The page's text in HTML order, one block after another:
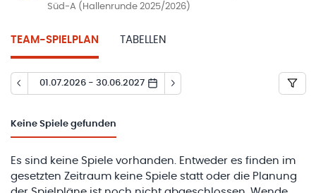
Süd-A (Hallenrunde 2025/2026)
TEAM-SPIELPLAN TABELLEN
01.07.2026 - 30.06.2027
Keine Spiele gefunden
Es sind keine Spiele vorhanden. Entweder es finden im
gesetzten Zeitraum keine Spiele statt oder die Planung